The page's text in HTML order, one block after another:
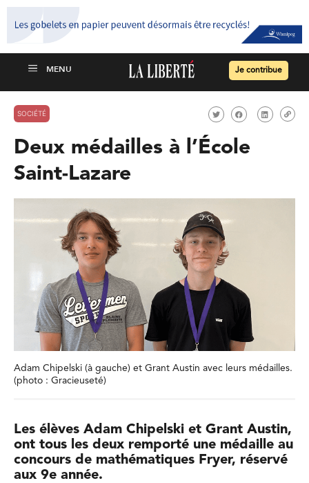
Je contribue
SOCIÉTÉ
Deux médailles à l’École
Saint-Lazare
Adam Chipelski (à gauche) et Grant Austin avec leurs médailles.
(photo : Gracieuseté)
Les élèves Adam Chipelski et Grant Austin,
ont tous les deux remporté une médaille au
concours de mathématiques Fryer, réservé
aux 9e année.